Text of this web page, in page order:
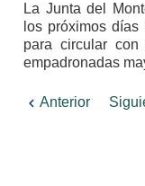
La Junta del
los próximos
para circular
empadronadas
Anterior